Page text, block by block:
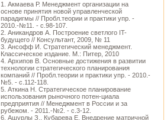
1. Акмаева Р. Менеджмент организации на
основе принятия новой управленческой
парадигмы // Пробл.теории и практики упр. -
2010.-№11. - с.98-107.
2. Аникандров А. Построение светлого IT-
будущего // Консультант, 2009, № 11
3. Ансофф И. Стратегический менеджмент.
Классическое издание. М.: Питер, 2010
4. Архипов В. Основные достижения в развитии
технологии стратегического планирования
компаний // Пробл.теории и практики упр. - 2010.-
№5. - с.112-118.
5. Аткина Н. Стратегическое планирование
использования рыночного потен-циала
предприятия // Менеджмент в России и за
рубежом. - 2011.-№2. - с.3-12.
6. Ашурлы З., Кубарева Е. Внедрение матричной